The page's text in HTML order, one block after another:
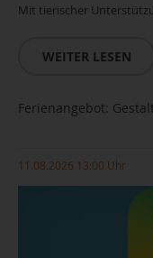
Mit tierischer
WEITER LESEN
Ferienangebot:
11.08.2026 13:00 Uhr